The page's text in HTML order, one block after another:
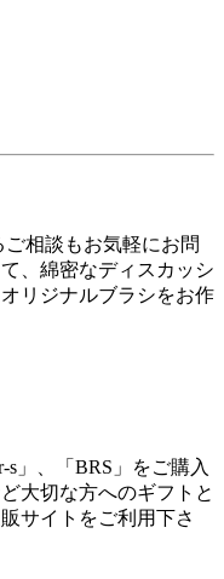
相談もお気軽にお問
、綿密なディスカッシ
リジナルブラシをお作
」、「BRS」をご購入
大切な方へのギフトと
サイトをご利用下さ